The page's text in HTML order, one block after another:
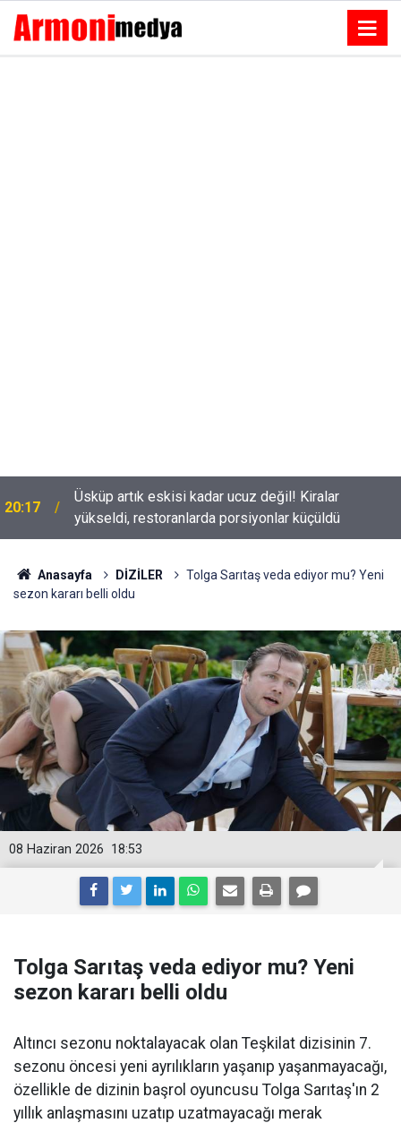
20:17
18:53
Tolga Sarıtaş veda ediyor mu? Yeni sezon kararı
belli oldu
Anasayfa DİZİLER
Tolga Sarıtaş veda ediyor mu? Yeni
sezon kararı belli oldu
18:53
08 Haziran 2026
Tolga Sarıtaş veda ediyor mu? Yeni
sezon kararı belli oldu
Altıncı sezonu noktalayacak olan Teşkilat dizisinin 7.
sezonu öncesi yeni ayrılıkların yaşanıp yaşanmayacağı,
özellikle de dizinin başrol oyuncusu Tolga Sarıtaş'ın 2
yıllık anlaşmasını uzatıp uzatmayacağı merak